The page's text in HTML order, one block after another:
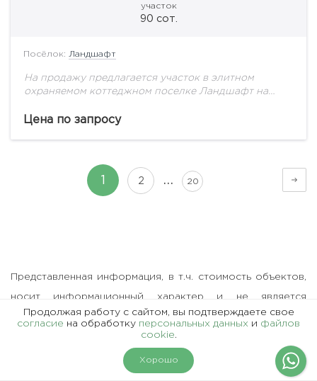
На карте
участок
90 сот.
Посёлок: Ландшафт
На продажу предлагается участок в элитном
охраняемом коттеджном поселке Ландшафт на
Цена по запросу
2 … 20
Представленная информация, в т.ч. стоимость объектов,
носит информационный характер и не является
публичной офертой.
Продолжая работу с сайтом, вы подтверждаете свое
согласие на обработку персональных данных и файлов
cookie.
Хорошо